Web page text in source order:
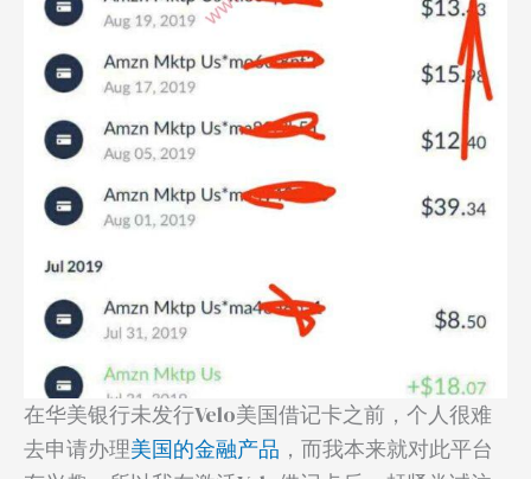
在华美银行未发行Velo美国借记卡之前，个人很难
去申请办理美国的金融产品 ，而我本来就对此平台